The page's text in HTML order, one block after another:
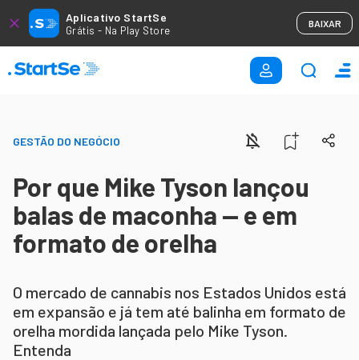
Aplicativo StartSe
Grátis - Na Play Store
BAIXAR
GESTÃO DO NEGÓCIO
Por que Mike Tyson lançou
balas de maconha — e em
formato de orelha
O mercado de cannabis nos Estados Unidos está
em expansão e já tem até balinha em formato de
orelha mordida lançada pelo Mike Tyson.
Entenda